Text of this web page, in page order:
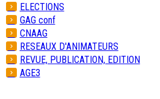
ELECTIONS
GAG conf
CNAAG
RESEAUX D'ANIMATEURS
REVUE, PUBLICATION, EDITION
AGE3